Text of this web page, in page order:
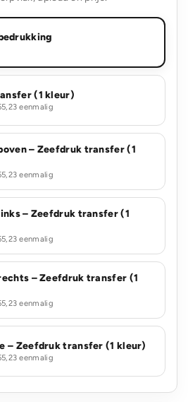
(1 kleur)
eenmalig
– Zeefdruk transfer (1
eenmalig
– Zeefdruk transfer (1
eenmalig
– Zeefdruk transfer (1
eenmalig
– Zeefdruk transfer (1 kleur)
eenmalig